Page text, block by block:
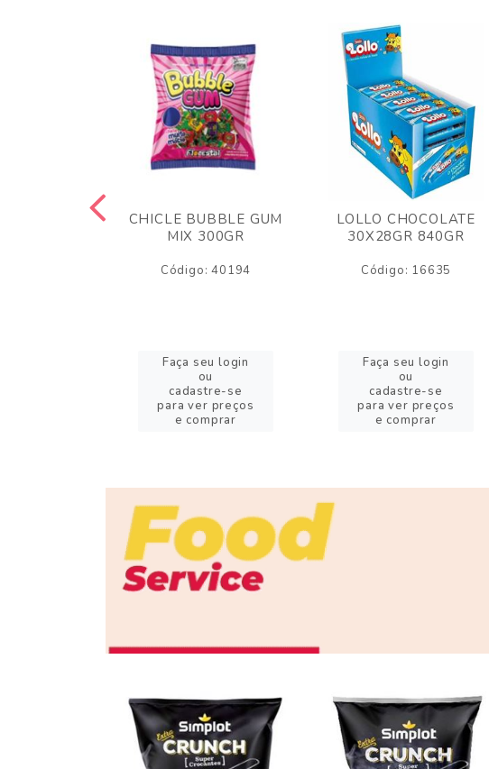
CHICLE BUBBLE GUM
MIX 300GR
Código: 40194
Faça seu login
ou
cadastre-se
para ver preços
e comprar
LOLLO CHOCOLATE
30X28GR 840GR
Código: 16635
Faça seu login
ou
cadastre-se
para ver preços
e comprar